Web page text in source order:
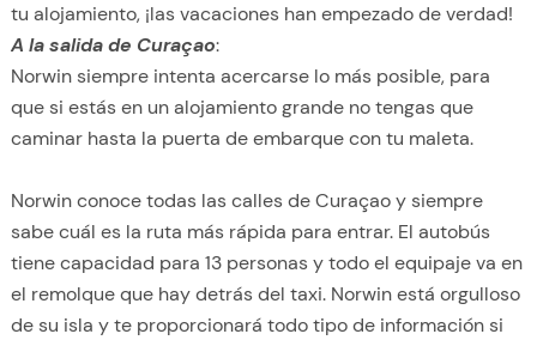
tu alojamiento, ¡las vacaciones han empezado de verdad!
A la salida de Curaçao:
Norwin siempre intenta acercarse lo más posible, para
que si estás en un alojamiento grande no tengas que
caminar hasta la puerta de embarque con tu maleta.
Norwin conoce todas las calles de Curaçao y siempre
sabe cuál es la ruta más rápida para entrar. El autobús
tiene capacidad para 13 personas y todo el equipaje va en
el remolque que hay detrás del taxi. Norwin está orgulloso
de su isla y te proporcionará todo tipo de información si